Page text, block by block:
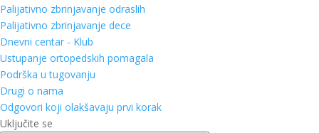
Palijativno zbrinjavanje odraslih
Palijativno zbrinjavanje dece
Dnevni centar - Klub
Ustupanje ortopedskih pomagala
Podrška u tugovanju
Drugi o nama
Odgovori koji olakšavaju prvi korak
Uključite se